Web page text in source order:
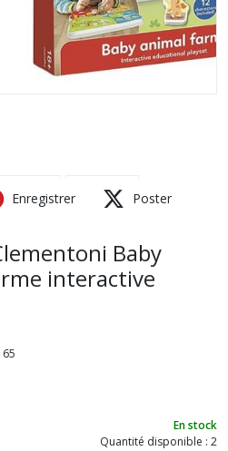
Enregistrer Poster
Baby
interactive
En stock
Quantité disponible : 2